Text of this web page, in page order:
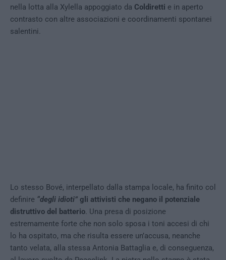
nella lotta alla Xylella appoggiato da Coldiretti e in aperto
contrasto con altre associazioni e coordinamenti spontanei
salentini.
Lo stesso Bové, interpellato dalla stampa locale, ha finito col
definire “degli idioti” gli attivisti che negano il potenziale
distruttivo del batterio. Una presa di posizione
estremamente forte che non solo sposa i toni accesi di chi
lo ha ospitato, ma che risulta essere un’accusa, neanche
tanto velata, alla stessa Antonia Battaglia e, di conseguenza,